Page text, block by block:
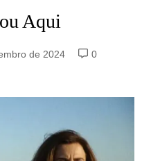
Aqui
de 2024
0